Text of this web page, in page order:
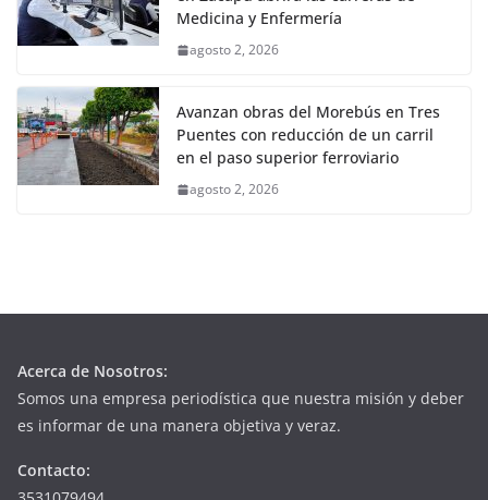
Medicina y Enfermería
agosto 2, 2026
Avanzan obras del Morebús en Tres
Puentes con reducción de un carril
en el paso superior ferroviario
agosto 2, 2026
Acerca de Nosotros:
Somos una empresa periodística que nuestra misión y deber
es informar de una manera objetiva y veraz.
Contacto: